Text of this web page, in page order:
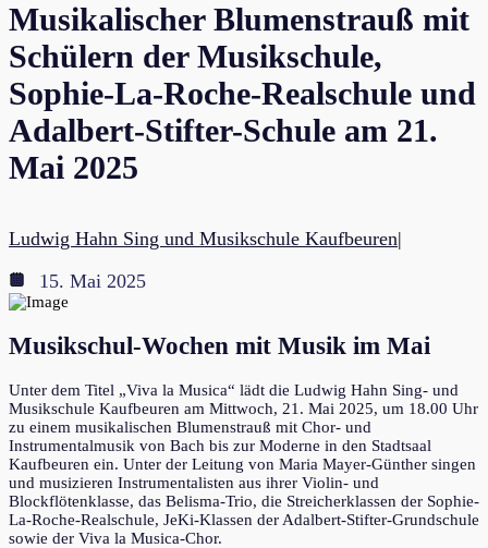
Musikalischer Blumenstrauß mit
Schülern der Musikschule,
Sophie-La-Roche-Realschule und
Adalbert-Stifter-Schule am 21.
Mai 2025
Ludwig Hahn Sing und Musikschule Kaufbeuren|
15. Mai 2025
Musikschul-Wochen mit Musik im Mai
Unter dem Titel „Viva la Musica“ lädt die Ludwig Hahn Sing- und
Musikschule Kaufbeuren am Mittwoch, 21. Mai 2025, um 18.00 Uhr
zu einem musikalischen Blumenstrauß mit Chor- und
Instrumentalmusik von Bach bis zur Moderne in den Stadtsaal
Kaufbeuren ein. Unter der Leitung von Maria Mayer-Günther singen
und musizieren Instrumentalisten aus ihrer Violin- und
Blockflötenklasse, das Belisma-Trio, die Streicherklassen der Sophie-
La-Roche-Realschule, JeKi-Klassen der Adalbert-Stifter-Grundschule
sowie der Viva la Musica-Chor.